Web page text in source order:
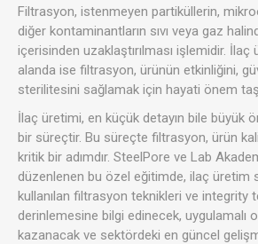
Filtrasyon, istenmeyen partiküllerin,
diğer kontaminantların sıvı veya gaz
içerisinden uzaklaştırılması işlemidir.
alanda ise filtrasyon, ürünün etkinliğini,
sterilitesini sağlamak için hayati önem
İlaç üretimi, en küçük detayın bile büyük
bir süreçtir. Bu süreçte filtrasyon, ürün
kritik bir adımdır. SteelPore ve Lab
düzenlenen bu özel eğitimde, ilaç üretim
kullanılan filtrasyon teknikleri ve integrity
derinlemesine bilgi edinecek, uygulamalı
kazanacak ve sektördeki en güncel